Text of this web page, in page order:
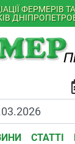
ФЕРМЕРІВ
СТАТТІ